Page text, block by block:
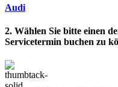
Audi
2. Wählen Sie bitte einen
Servicetermin buchen zu